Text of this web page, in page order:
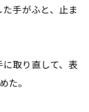
手がふと、止ま
取り直して、表
た。